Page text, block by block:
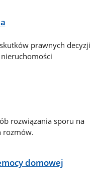
prawnych decyzji
rozwiązania sporu na
rozmów.
domowej